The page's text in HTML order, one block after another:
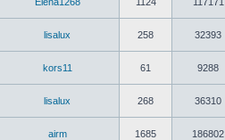
lisalux 258 32393
kors11 61 9288
lisalux 268 36310
airm 1685 186802